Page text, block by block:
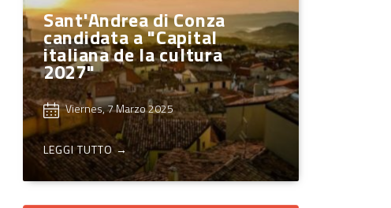
Sant'Andrea di Conza
candidata a "Capital
italiana de la cultura
2027"
Viernes, 7 Marzo 2025
LEGGI TUTTO →